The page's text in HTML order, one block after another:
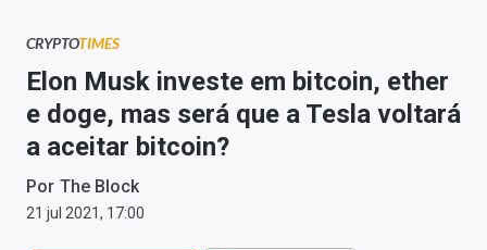
Newsletters
Money Trader
Anuncie
Últimas Notícias
CRYPTOTIMES
Elon Musk investe em bitcoin, ether
e doge, mas será que a Tesla voltará
a aceitar bitcoin?
Por The Block
21 jul 2021, 17:00